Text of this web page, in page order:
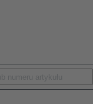
Wybór złącza może